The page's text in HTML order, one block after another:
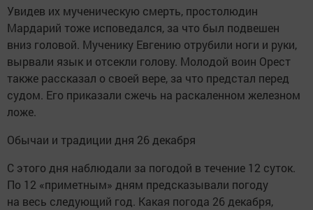
Увидев их мученическую смерть, простолюдин
Мардарий тоже исповедался, за что был подвешен
вниз головой. Мученику Евгению отрубили ноги и руки,
вырвали язык и отсекли голову. Молодой воин Орест
также рассказал о своей вере, за что предстал перед
судом. Его приказали сжечь на раскаленном железном
ложе.
Обычаи и традиции дня 26 декабря
С этого дня наблюдали за погодой в течение 12 суток.
По 12 «приметным» дням предсказывали погоду
на весь следующий год. Какая погода 26 декабря,